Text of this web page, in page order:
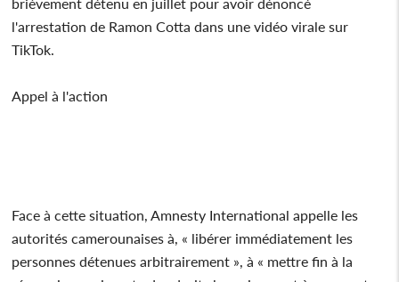
l'arrestation de Ramon Cotta dans une vidéo virale sur
TikTok.
Appel à l'action
Face à cette situation, Amnesty International appelle les
autorités camerounaises à, « libérer immédiatement les
personnes détenues arbitrairement », à « mettre fin à la